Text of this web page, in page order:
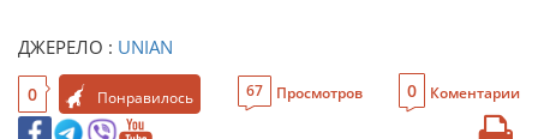
ДЖЕРЕЛО : UNIAN
0 Понравилось 67 Просмотров 0 Коментарии